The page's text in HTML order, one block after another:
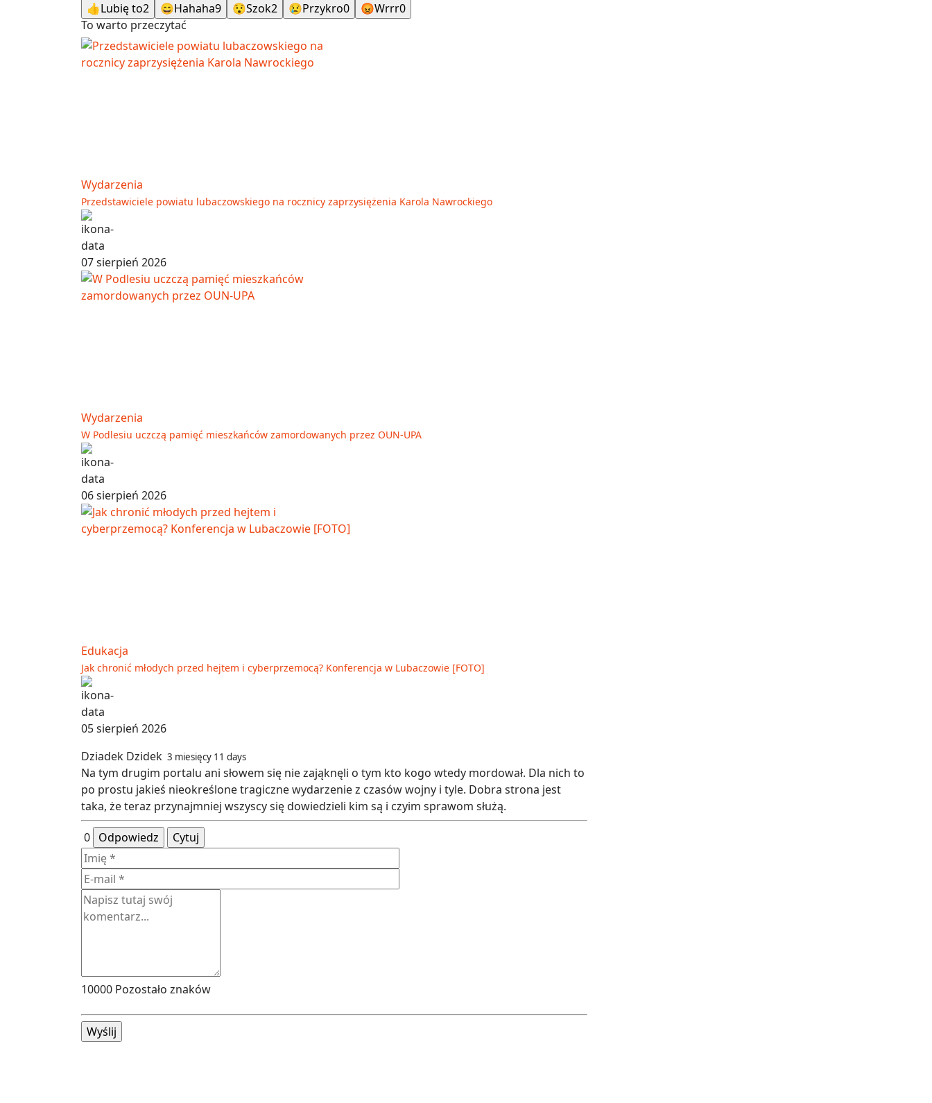
👍Lubię to2 😄Hahaha9 😯Szok2 😢Przykro0 😡Wrrr0
To warto przeczytać
Wydarzenia
Przedstawiciele powiatu lubaczowskiego na rocznicy zaprzysiężenia Karola Nawrockiego
07 sierpień 2026
Wydarzenia
W Podlesiu uczczą pamięć mieszkańców zamordowanych przez OUN-UPA
06 sierpień 2026
Edukacja
Jak chronić młodych przed hejtem i cyberprzemocą? Konferencja w Lubaczowie [FOTO]
05 sierpień 2026
Dziadek Dzidek 3 miesięcy 11 days
Na tym drugim portalu ani słowem się nie zająknęli o tym kto kogo wtedy mordował. Dla nich to
po prostu jakieś nieokreślone tragiczne wydarzenie z czasów wojny i tyle. Dobra strona jest
taka, że teraz przynajmniej wszyscy się dowiedzieli kim są i czyim sprawom służą.
0 Odpowiedz Cytuj
10000 Pozostało znaków
Wyślij